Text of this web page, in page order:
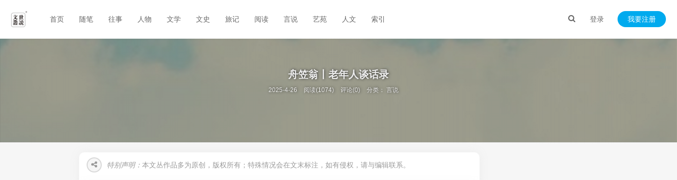
登录 我要注册
首页 随笔 往事 人物 文学 文史 旅记 阅读 言说 艺苑 人文 索引
舟笠翁丨老年人谈话录
2025-4-26 阅读(1074) 评论(0) 分类：言说
特别声明： 本文丛作品多为原创，版权所有；特殊情况会在文末标注，如有侵权，请与编辑联系。